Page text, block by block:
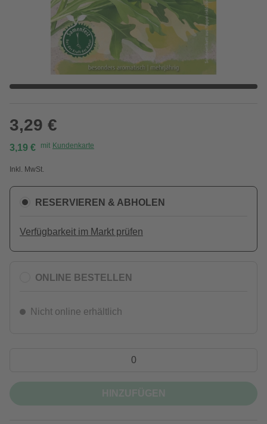
3,29 €
3,19 € mit Kundenkarte
Inkl. MwSt.
RESERVIEREN & ABHOLEN
Verfügbarkeit im Markt prüfen
ONLINE BESTELLEN
Nicht online erhältlich